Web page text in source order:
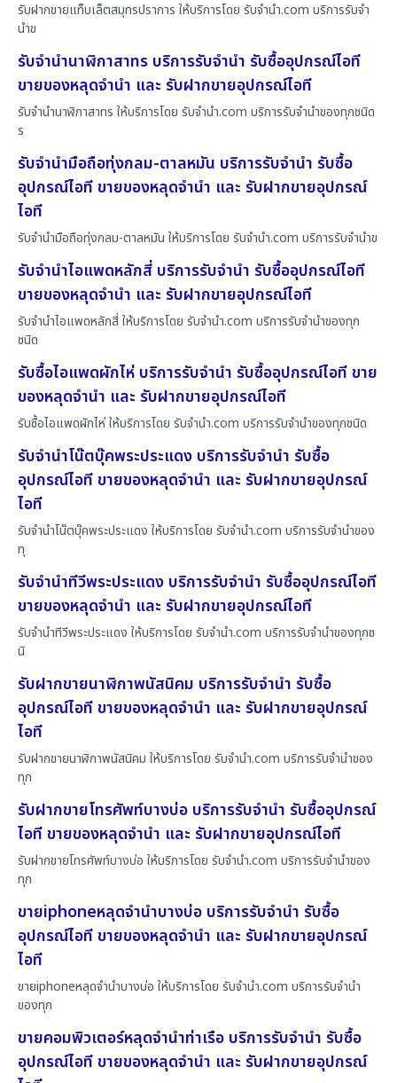
รับฝากขายแท็บเล็ตสมุทรปราการ ให้บริการโดย รับจํานํา.com บริการรับจำ
นำข
รับจำนำนาฬิกาสาทร บริการรับจำนำ รับซื้ออุปกรณ์ไอที
ขายของหลุดจำนำ และ รับฝากขายอุปกรณ์ไอที
รับจำนำนาฬิกาสาทร ให้บริการโดย รับจํานํา.com บริการรับจำนำของทุกชนิด
ร
รับจำนำมือถือทุ่งกลม-ตาลหมัน บริการรับจำนำ รับซื้อ
อุปกรณ์ไอที ขายของหลุดจำนำ และ รับฝากขายอุปกรณ์
ไอที
รับจำนำมือถือทุ่งกลม-ตาลหมัน ให้บริการโดย รับจํานํา.com บริการรับจำนำข
รับจำนำไอแพดหลักสี่ บริการรับจำนำ รับซื้ออุปกรณ์ไอที
ขายของหลุดจำนำ และ รับฝากขายอุปกรณ์ไอที
รับจำนำไอแพดหลักสี่ ให้บริการโดย รับจํานํา.com บริการรับจำนำของทุก
ชนิด
รับซื้อไอแพดผักไห่ บริการรับจำนำ รับซื้ออุปกรณ์ไอที ขาย
ของหลุดจำนำ และ รับฝากขายอุปกรณ์ไอที
รับซื้อไอแพดผักไห่ ให้บริการโดย รับจํานํา.com บริการรับจำนำของทุกชนิด
รับจำนำโน๊ตบุ๊คพระประแดง บริการรับจำนำ รับซื้อ
อุปกรณ์ไอที ขายของหลุดจำนำ และ รับฝากขายอุปกรณ์
ไอที
รับจำนำโน๊ตบุ๊คพระประแดง ให้บริการโดย รับจํานํา.com บริการรับจำนำของ
ทุ
รับจำนำทีวีพระประแดง บริการรับจำนำ รับซื้ออุปกรณ์ไอที
ขายของหลุดจำนำ และ รับฝากขายอุปกรณ์ไอที
รับจำนำทีวีพระประแดง ให้บริการโดย รับจํานํา.com บริการรับจำนำของทุกช
นิ
รับฝากขายนาฬิกาพนัสนิคม บริการรับจำนำ รับซื้อ
อุปกรณ์ไอที ขายของหลุดจำนำ และ รับฝากขายอุปกรณ์
ไอที
รับฝากขายนาฬิกาพนัสนิคม ให้บริการโดย รับจํานํา.com บริการรับจำนำของ
ทุก
รับฝากขายโทรศัพท์บางบ่อ บริการรับจำนำ รับซื้ออุปกรณ์
ไอที ขายของหลุดจำนำ และ รับฝากขายอุปกรณ์ไอที
รับฝากขายโทรศัพท์บางบ่อ ให้บริการโดย รับจํานํา.com บริการรับจำนำของ
ทุก
ขายiphoneหลุดจำนำบางบ่อ บริการรับจำนำ รับซื้อ
อุปกรณ์ไอที ขายของหลุดจำนำ และ รับฝากขายอุปกรณ์
ไอที
ขายiphoneหลุดจำนำบางบ่อ ให้บริการโดย รับจํานํา.com บริการรับจำนำ
ของทุก
ขายคอมพิวเตอร์หลุดจำนำท่าเรือ บริการรับจำนำ รับซื้อ
อุปกรณ์ไอที ขายของหลุดจำนำ และ รับฝากขายอุปกรณ์